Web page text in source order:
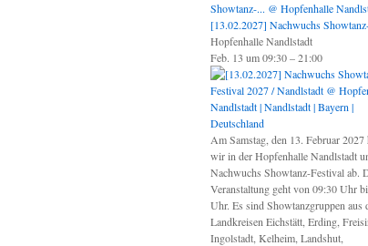
Showtanz-... @ Hopfenhalle
[13.02.2027] Nachwuchs
Hopfenhalle Nandlstadt
Feb. 13 um 09:30 – 21:00
Am Samstag, den 13. Februar 2027
wir in der Hopfenhalle Nandlstadt
Nachwuchs Showtanz-Festival ab.
Veranstaltung geht von 09:30 Uhr
Uhr. Es sind Showtanzgruppen aus
Landkreisen Eichstätt, Erding,
Ingolstadt, Kelheim, Landshut,